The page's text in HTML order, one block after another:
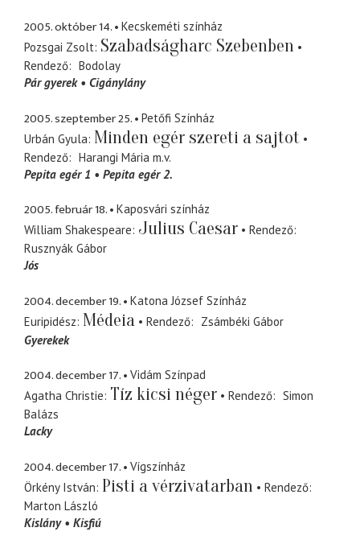
2005. október 14.
Kecskeméti színház
Pozsgai Zsolt Szabadságharc Szebenben
Rendező
Bodolay
Pár gyerek
Cigánylány
2005. szeptember 25.
Petőfi Színház
Urbán Gyula Minden egér szereti a sajtot
Rendező Harangi Mária m.v.
Pepita egér 1
Pepita egér 2.
2005. február 18.
Kaposvári színház
William Shakespeare Julius Caesar
Rendező
Rusznyák Gábor
Jós
2004. december 19.
Katona József Színház
Euripidész Médeia Rendező
Zsámbéki Gábor
Gyerekek
2004. december 17.
Vidám Színpad
Agatha Christie Tíz kicsi néger Rendező
Simon
Balázs
Lacky
2004. december 17.
Vígszínház
Örkény István Pisti a vérzivatarban
Rendező
Marton László
Kislány
Kisfiú